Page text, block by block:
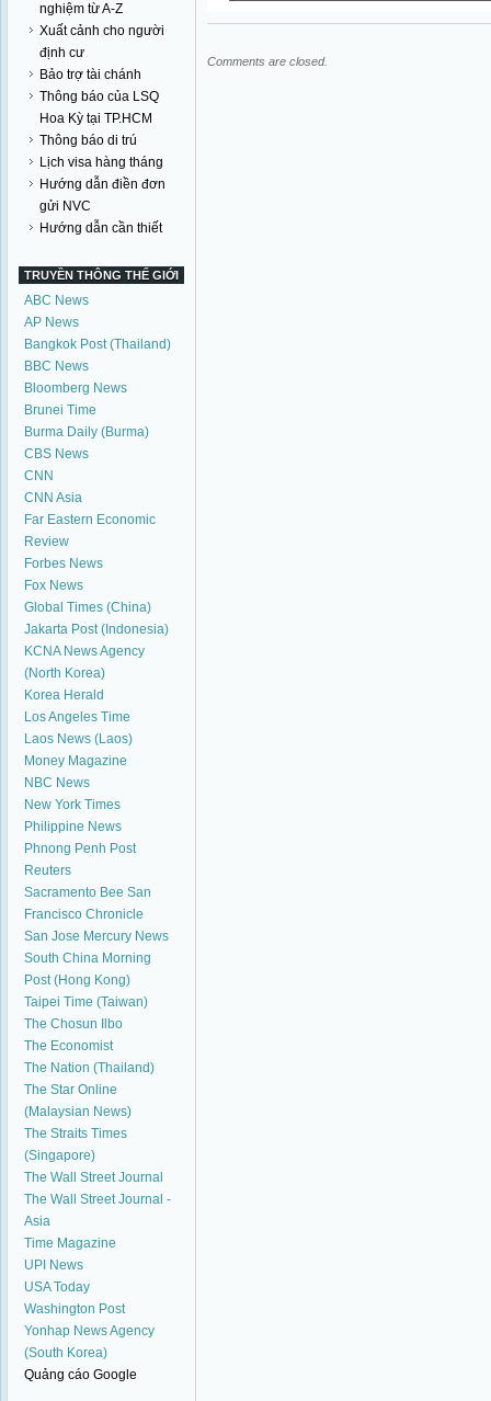
nghiệm từ A-Z
Xuất cảnh cho người
định cư
Bảo trợ tài chánh
Thông báo của LSQ
Hoa Kỳ tại TP.HCM
Thông báo di trú
Lịch visa hàng tháng
Hướng dẫn điền đơn
gửi NVC
Hướng dẫn cần thiết
TRUYỀN THÔNG THẾ GIỚI
ABC News
AP News
Bangkok Post (Thailand)
BBC News
Bloomberg News
Brunei Time
Burma Daily (Burma)
CBS News
CNN
CNN Asia
Far Eastern Economic
Review
Forbes News
Fox News
Global Times (China)
Jakarta Post (Indonesia)
KCNA News Agency
(North Korea)
Korea Herald
Los Angeles Time
Laos News (Laos)
Money Magazine
NBC News
New York Times
Philippine News
Phnong Penh Post
Reuters
Sacramento Bee San
Francisco Chronicle
San Jose Mercury News
South China Morning
Post (Hong Kong)
Taipei Time (Taiwan)
The Chosun Ilbo
The Economist
The Nation (Thailand)
The Star Online
(Malaysian News)
The Straits Times
(Singapore)
The Wall Street Journal
The Wall Street Journal -
Asia
Time Magazine
UPI News
USA Today
Washington Post
Yonhap News Agency
(South Korea)
Quảng cáo Google
Comments are closed.